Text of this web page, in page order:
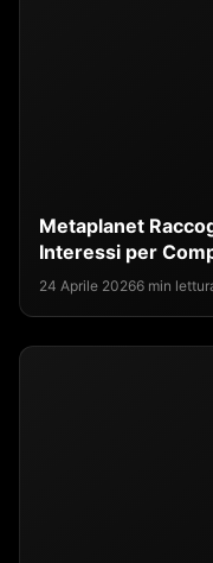
Metaplanet
Interessi per
24 Aprile 20266 min